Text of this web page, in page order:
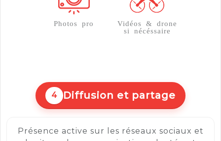
Photos pro
Vidéos & drone
si nécéssaire
4 Diffusion et partage
Présence active sur les réseaux sociaux et